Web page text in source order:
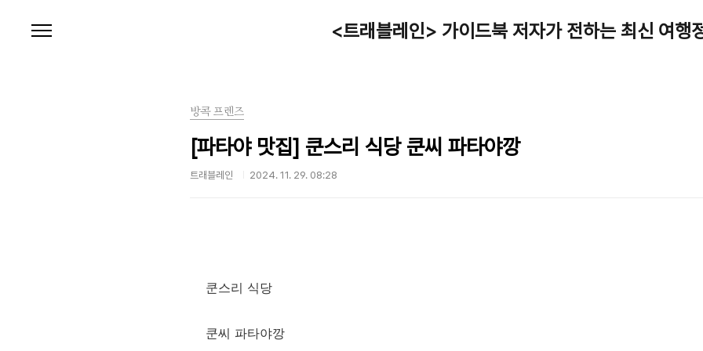
<트래블레인> 가이드북 저자가 전하는 최신 여행
방콕 프렌즈
[파타야 맛집] 쿤스리 식당 쿤씨 파타야깡
트래블레인 2024. 11. 29. 08:28
쿤스리 식당
쿤씨 파타야깡